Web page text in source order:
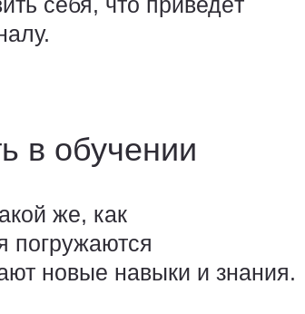
в обучении
же, как
погружаются
новые навыки и знания.